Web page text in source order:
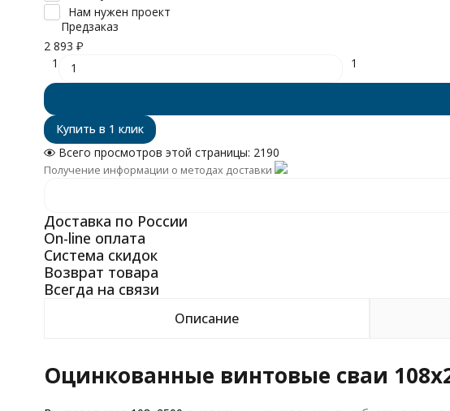
Нам нужен проект
Предзаказ
2 893 ₽
1
1
Всего просмотров этой страницы: 2190
Получение информации о методах доставки
Доставка по России
On-line оплата
Система скидок
Возврат товара
Всегда на связи
Описание
Оцинкованные винтовые сваи